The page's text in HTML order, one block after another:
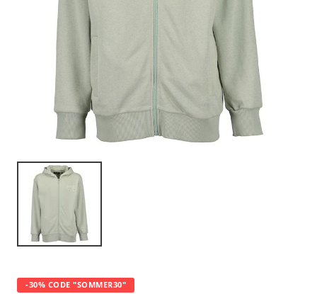
-30% CODE "SOMMER30"